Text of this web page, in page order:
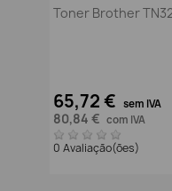
Toner Brother
65,72 € sem IVA
80,84 € com IVA
0 Avaliação(ões)